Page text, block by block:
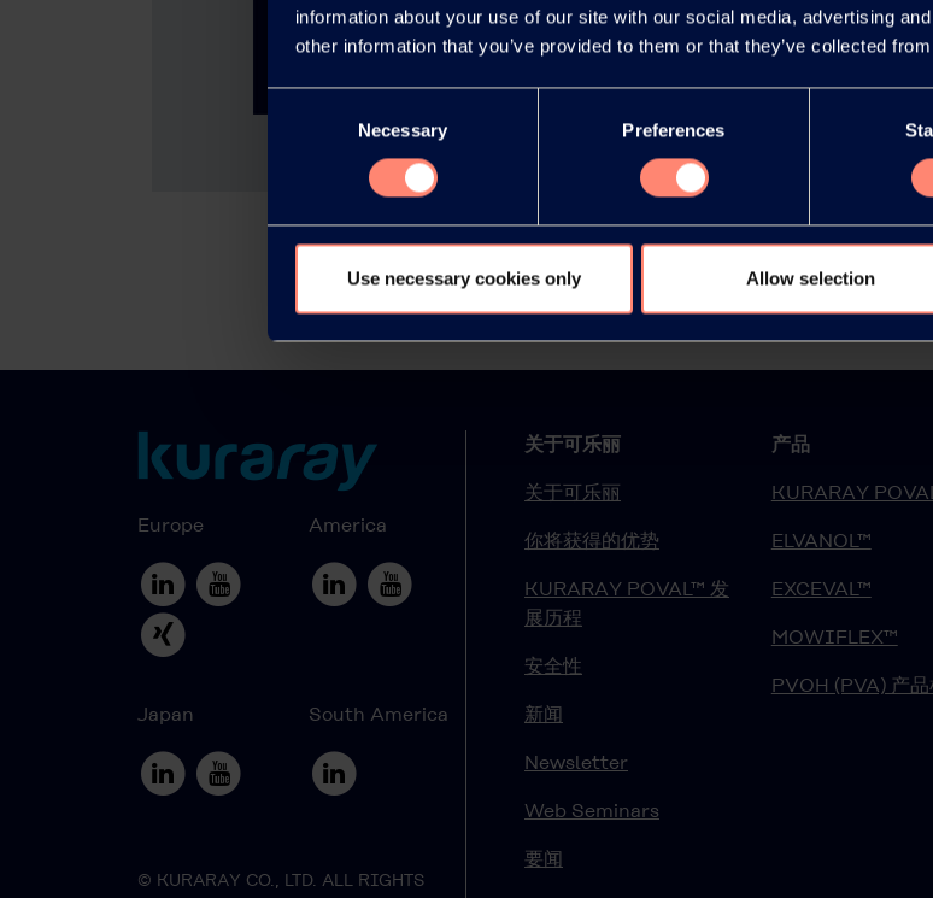
information about your use of our site with our social media, advertising
other information that you’ve provided to them or that they’ve collected
Necessary Preferences
Use necessary cookies only Allow selection
你有什么疑问吗?是否需要技术支持
Europe America
Japan South America
© KURARAY CO., LTD. ALL RIGHTS
关于可乐丽
关于可乐丽
你将获得的优势
KURARAY POVAL™ 发
展历程
安全性
新闻
Newsletter
Web Seminars
要闻
产品
KURARAY
ELVANOL™
EXCEVAL™
MOWIFLEX™
PVOH (PVA) 产品